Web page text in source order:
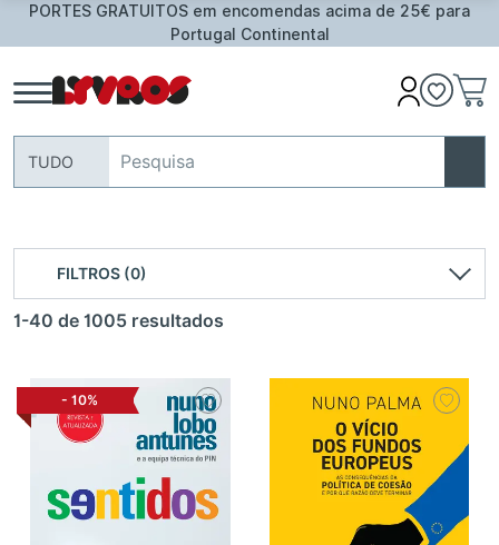
PORTES GRATUITOS em encomendas acima de 25€ para
Portugal Continental
TUDO
FILTROS (0)
1-40 de 1005 resultados
- 10%